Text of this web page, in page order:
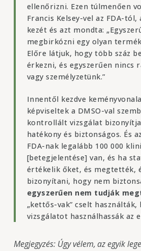
ellenőrizni. Ezen túlmenően
Francis Kelsey-vel az FDA-
kezét és azt mondta:
megbirkózni egy olyan
Előre látjuk, hogy több száz
érkezni, és egyszerűen nincs
vagy személyzetünk.”
Innentől kezdve
képviseltek a DMSO-val
kontrollált vizsgálat
hatékony és biztonságos. És
FDA-nak legalább 100 000
[betegjelentése] van, és ha
értékelik őket, és megtették,
bizonyítani, hogy nem
egyszerűen nem tudják
„kettős-vak” cselt használták,
vizsgálatot használhassák az
Megjegyzés: Úgy vélem, az egyik